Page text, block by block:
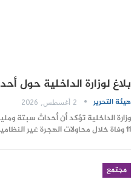
بلاغ لوزارة الداخلية حول
هيئة التحرير 2 أغسطس, 2026
وزارة الداخلية تؤكد أن أحداث سبتة
11 وفاة خلال محاولات الهجرة غير النظامية، مع…
مجتمع